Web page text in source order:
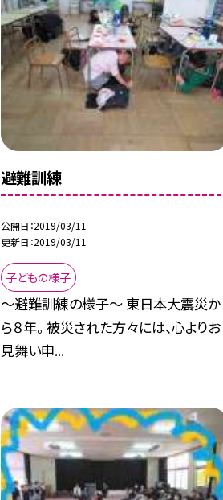
避難訓練
公開日 2019/03/11
更新日 2019/03/11
子どもの様子
〜避難訓練の様子〜 東日本大震災か
ら８年。 被災された方々には、心よりお
見舞い申...